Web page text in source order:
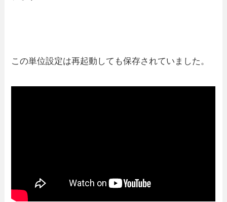
この単位設定は再起動しても保存されていました。